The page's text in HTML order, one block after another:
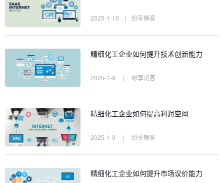
2025-1-10 | 纷享销客
精细化工企业如何提升技术创新能力
2025-1-9 | 纷享销客
精细化工企业如何提高利润空间
2025-1-9 | 纷享销客
精细化工企业如何提升市场议价能力